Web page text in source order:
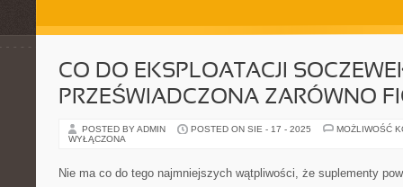
CO DO EKSPLOATACJI
PRZEŚWIADCZONA ZARÓWNO
POSTED BY ADMIN POSTED ON SIE - 17 - 2025
MOŻLIWOŚĆ
WYŁĄCZONA
Nie ma co do tego najmniejszych wątpliwości, że suplementy